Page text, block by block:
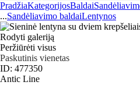
PradžiaKategorijosBaldai
...Sandėliavimo baldaiLentynos
Rodyti galeriją
Peržiūrėti visus
Paskutinis vienetas
ID: 477350
Antic Line